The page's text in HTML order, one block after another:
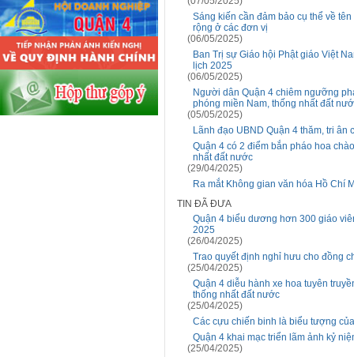
Sáng kiến cần đảm bảo cụ thể về
rộng ở các đơn vị
(06/05/2025)
Ban Trị sự Giáo hội Phật giáo Việt
lịch 2025
(06/05/2025)
Người dân Quận 4 chiêm ngưỡng
phóng miền Nam, thống nhất đất
(05/05/2025)
Lãnh đạo UBND Quận 4 thăm, tri
Quận 4 có 2 điểm bắn pháo hoa
nhất đất nước
(29/04/2025)
Ra mắt Không gian văn hóa Hồ Chí
TIN ĐÃ ĐƯA
Quận 4 biểu dương hơn 300 giáo
2025
(26/04/2025)
Trao quyết định nghỉ hưu cho đồng
(25/04/2025)
Quận 4 diễu hành xe hoa tuyên
thống nhất đất nước
(25/04/2025)
Các cựu chiến binh là biểu tượng
Quận 4 khai mạc triển lãm ảnh kỷ
(25/04/2025)